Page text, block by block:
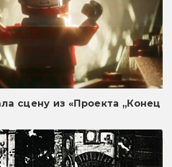
сцену из «Проекта „Конец